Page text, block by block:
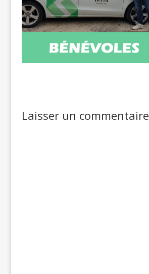
Laisser un commentaire